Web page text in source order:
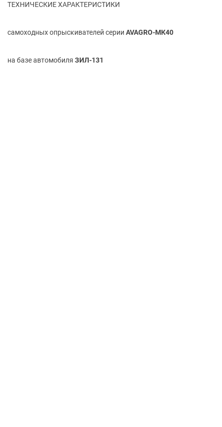
ТЕХНИЧЕСКИЕ ХАРАКТЕРИСТИКИ
самоходных опрыскивателей серии AVAGRO-МК40
на базе автомобиля ЗИЛ-131